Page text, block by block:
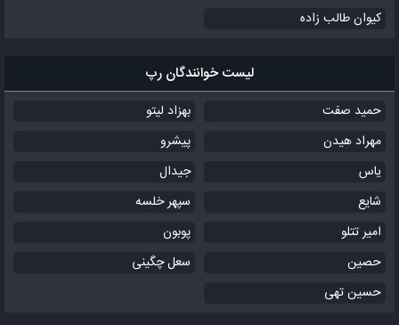
کیوان طالب زاده
لیست خوانندگان رپ
حمید صفت
بهزاد لیتو
مهراد هیدن
پیشرو
یاس
جیدال
شایع
سپهر خلسه
امیر تتلو
پوبون
حصین
سعل چگینی
حسین تهی